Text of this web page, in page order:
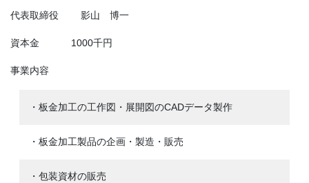
代表取締役 影山 博一
資本金 1000千円
事業内容
・板金加工の工作図・展開図のCADデータ製作
・板金加工製品の企画・製造・販売
・包装資材の販売